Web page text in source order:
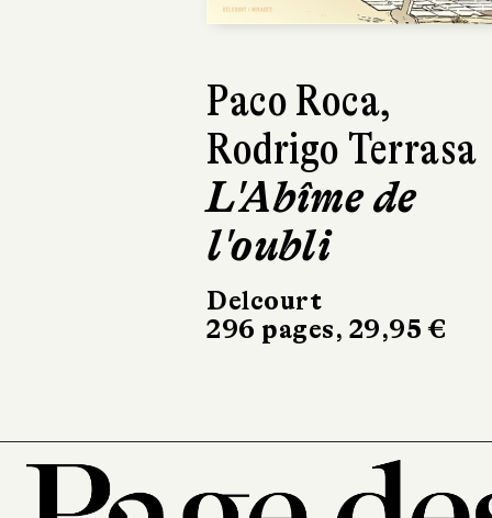
Paco Roca,
Rodrigo Terrasa
L'Abîme de
l'oubli
Delcourt
296 pages, 29,95 €
Alfred
Maltempo
Delcourt
23,95 €